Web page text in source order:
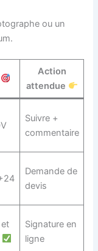
ou un
Action
attendue
Suivre +
commentaire
Demande de
devis
Signature en
ligne